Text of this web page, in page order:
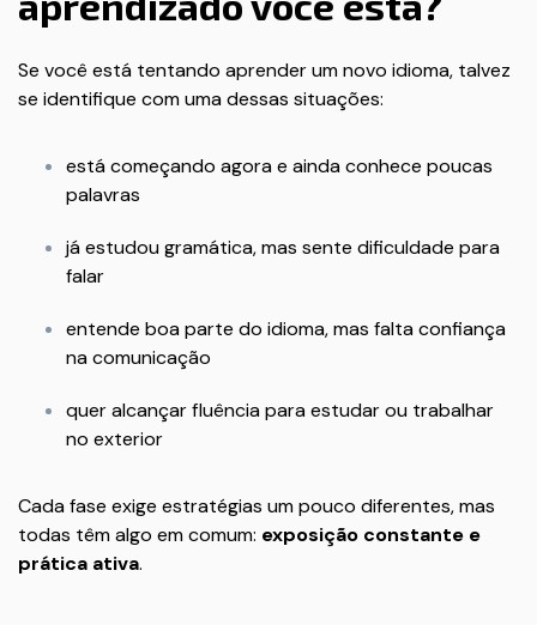
Se você está tentando aprender um novo idioma, talvez
se identifique com uma dessas situações:
está começando agora e ainda conhece poucas
palavras
já estudou gramática, mas sente dificuldade para
falar
entende boa parte do idioma, mas falta confiança
na comunicação
quer alcançar fluência para estudar ou trabalhar
no exterior
Cada fase exige estratégias um pouco diferentes, mas
todas têm algo em comum: exposição constante e
prática ativa.